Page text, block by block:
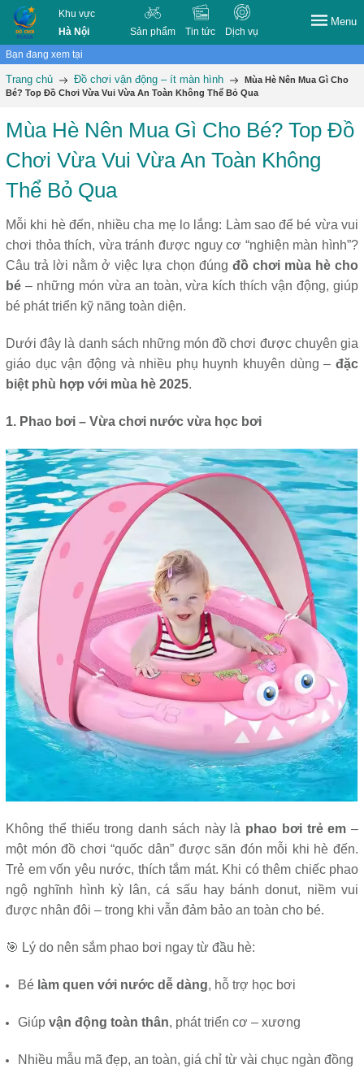
Khu vực
Hà Nội
Sản phẩm Tin tức Dịch vụ
Menu
Bạn đang xem tại
Trang chủ Đồ chơi vận động – ít màn hình
Mùa Hè Nên Mua Gì Cho
Bé? Top Đồ Chơi Vừa Vui Vừa An Toàn Không Thể Bỏ Qua
Mùa Hè Nên Mua Gì Cho Bé? Top Đồ
Chơi Vừa Vui Vừa An Toàn Không
Thể Bỏ Qua
Mỗi khi hè đến, nhiều cha mẹ lo lắng: Làm sao để bé vừa vui
chơi thỏa thích, vừa tránh được nguy cơ “nghiện màn hình”?
Câu trả lời nằm ở việc lựa chọn đúng đồ chơi mùa hè cho
bé – những món vừa an toàn, vừa kích thích vận động, giúp
bé phát triển kỹ năng toàn diện.
Dưới đây là danh sách những món đồ chơi được chuyên gia
giáo dục vận động và nhiều phụ huynh khuyên dùng – đặc
biệt phù hợp với mùa hè 2025.
1. Phao bơi – Vừa chơi nước vừa học bơi
Không thể thiếu trong danh sách này là phao bơi trẻ em –
một món đồ chơi “quốc dân” được săn đón mỗi khi hè đến.
Trẻ em vốn yêu nước, thích tắm mát. Khi có thêm chiếc phao
ngộ nghĩnh hình kỳ lân, cá sấu hay bánh donut, niềm vui
được nhân đôi – trong khi vẫn đảm bảo an toàn cho bé.
🎯 Lý do nên sắm phao bơi ngay từ đầu hè:
Bé làm quen với nước dễ dàng, hỗ trợ học bơi
Giúp vận động toàn thân, phát triển cơ – xương
Nhiều mẫu mã đẹp, an toàn, giá chỉ từ vài chục ngàn đồng